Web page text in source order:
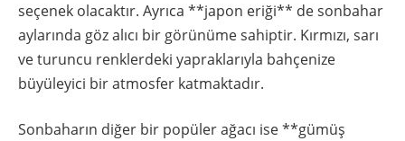
seçenek olacaktır. Ayrıca **japon eriği** de sonbahar
aylarında göz alıcı bir görünüme sahiptir. Kırmızı, sarı
ve turuncu renklerdeki yapraklarıyla bahçenize
büyüleyici bir atmosfer katmaktadır.
Sonbaharın diğer bir popüler ağacı ise **gümüş